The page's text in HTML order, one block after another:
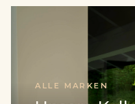
ALLE MARKEN